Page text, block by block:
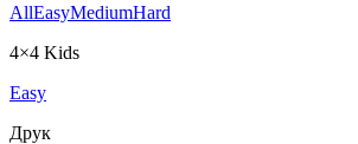
AllEasyMediumHard
4×4 Kids
Easy
Друк